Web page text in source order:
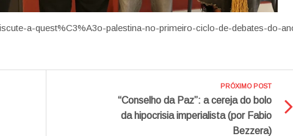
a-quest%C3%A3o-palestina-no-primeiro-ciclo-de-debates-do-
PRÓXIMO POST
“Conselho da Paz”: a cereja do bolo
da hipocrisia imperialista (por Fabio
Bezzera)